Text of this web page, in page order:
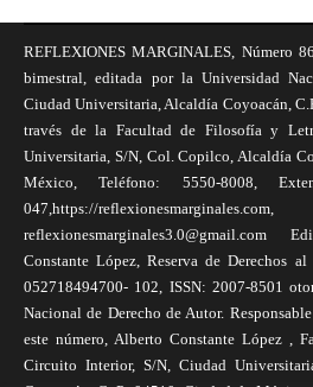
REFLEXIONES MARGINALES, Número
bimestral, editada por la Universidad
Ciudad Universitaria, Alcaldía Coyoacán,
través de la Facultad de Filosofía y
Universitaria, S/N, Col. Copilco, Alcaldía
México, Teléfono: 5550-8008,
047,https://reflexionesmarginales.com,
reflexionesmarginales3.0@gmail.com
Constante López, Reserva de Derechos
052718494700- 102, ISSN: 2007-8501
Nacional de Derecho de Autor.
este número, Alberto Constante López ,
Circuito Interior, S/N, Ciudad